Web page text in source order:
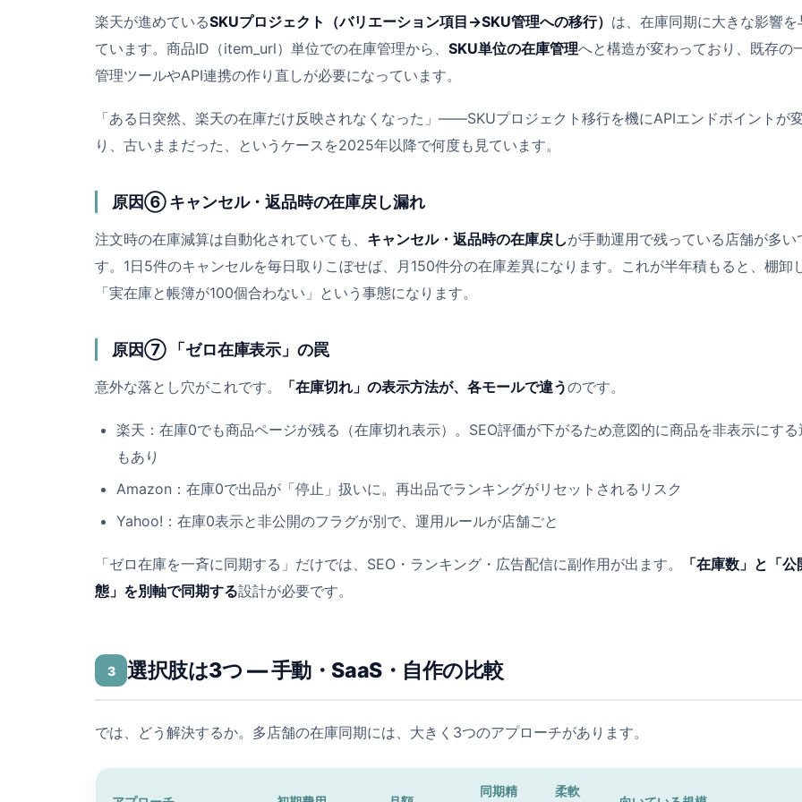
楽天が進めているSKUプロジェクト（バリエーション項目→SKU管理への移行） は、在庫同期に大きな影響を
ています。商品ID（item_url）単位での在庫管理から、 SKU単位の在庫管理へと構造が変わっており、既存の
管理ツールやAPI連携の作り直しが必要になっています。
「ある日突然、楽天の在庫だけ反映されなくなった」――SKUプロジェクト移行を機にAPIエンドポイントが
り、古いままだった、というケースを2025年以降で何度も見ています。
原因⑥ キャンセル・返品時の在庫戻し漏れ
注文時の在庫減算は自動化されていても、 キャンセル・返品時の在庫戻しが手動運用で残っている店舗が多い
す。1日5件のキャンセルを毎日取りこぼせば、月150件分の在庫差異になります。これが半年積もると、棚卸
「実在庫と帳簿が100個合わない」という事態になります。
原因⑦ 「ゼロ在庫表示」の罠
意外な落とし穴がこれです。 「在庫切れ」の表示方法が、各モールで違うのです。
楽天：在庫0でも商品ページが残る（在庫切れ表示）。SEO評価が下がるため意図的に商品を非表示にする
もあり
Amazon：在庫0で出品が「停止」扱いに。再出品でランキングがリセットされるリスク
Yahoo!：在庫0表示と非公開のフラグが別で、運用ルールが店舗ごと
「ゼロ在庫を一斉に同期する」だけでは、SEO・ランキング・広告配信に副作用が出ます。
「在庫数」と「公
態」を別軸で同期する設計が必要です。
3 選択肢は3つ ― 手動・SaaS・自作の比較
では、どう解決するか。多店舗の在庫同期には、大きく3つのアプローチがあります。
同期精 柔軟